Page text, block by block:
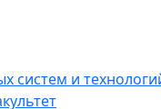
систем и